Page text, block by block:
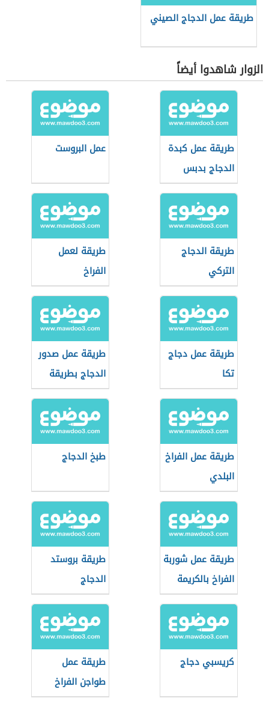
طريقة عمل الدجاج الصيني
الزوار شاهدوا أيضاً
طريقة عمل كبدة
الدجاج بدبس
الرمان
عمل البروست
طريقة الدجاج
التركي
طريقة لعمل
الفراخ
طريقة عمل دجاج
تكا
طريقة عمل صدور
الدجاج بطريقة
صحية
طريقة عمل الفراخ
البلدي
طبخ الدجاج
طريقة عمل شوربة
الفراخ بالكريمة
طريقة بروستد
الدجاج
كريسبي دجاج
طريقة عمل
طواجن الفراخ